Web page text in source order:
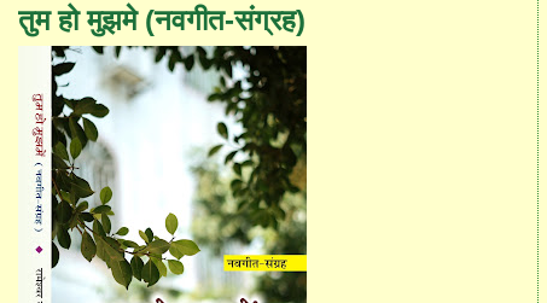
तुम हो मुझमे (नवगीत-संग्रह)